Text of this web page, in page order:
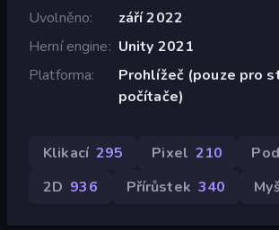
Uvolněno
září 2022
Herní engine
Unity 2021
Platforma
Prohlížeč (pouze pro
počítače)
Klikací 295 Pixel 210
2D 936 Přírůstek 340